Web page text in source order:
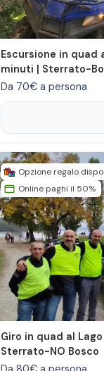
Escursione in quad
minuti | Sterrato-
Da 70€ a persona
Opzione regalo
Online paghi il 50%
Giro in quad al
Sterrato-NO Bosco